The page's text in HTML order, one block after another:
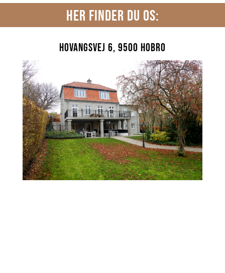
HER FINDER DU OS:
Hovangsvej 6, 9500 Hobro